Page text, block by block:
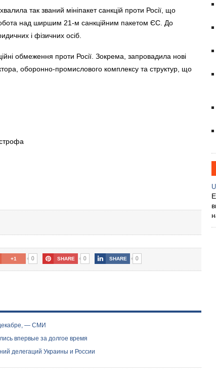
так званий мініпакет санкцій проти Росії, що
над ширшим 21-м санкційним пакетом ЄС. До
і фізичних осіб.
обмеження проти Росії. Зокрема, запровадила нові
оборонно-промислового комплексу та структур, що
+1 0 SHARE 0 SHARE 0
— СМИ
впервые за долгое время
делегаций Украины и России